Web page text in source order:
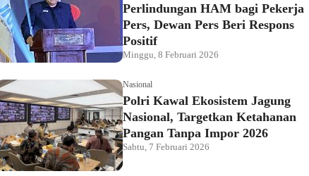
Perlindungan HAM bagi Pekerja
Pers, Dewan Pers Beri Respons
Positif
Minggu, 8 Februari 2026
Nasional
Polri Kawal Ekosistem Jagung
Nasional, Targetkan Ketahanan
Pangan Tanpa Impor 2026
Sabtu, 7 Februari 2026